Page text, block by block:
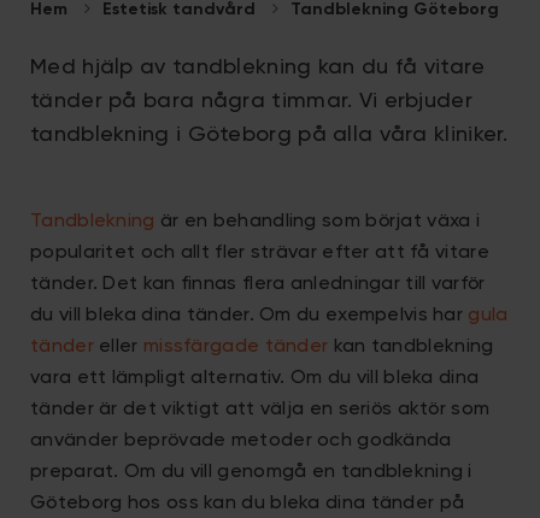
Hem Estetisk tandvård Tandblekning Göteborg
Med hjälp av tandblekning kan du få vitare
tänder på bara några timmar. Vi erbjuder
tandblekning i Göteborg på alla våra kliniker.
Tandblekning är en behandling som börjat växa i
popularitet och allt fler strävar efter att få vitare
tänder. Det kan finnas flera anledningar till varför
du vill bleka dina tänder. Om du exempelvis har gula
tändereller missfärgade tänder kan tandblekning
vara ett lämpligt alternativ. Om du vill bleka dina
tänder är det viktigt att välja en seriös aktör som
använder beprövade metoder och godkända
preparat. Om du vill genomgå en tandblekning i
Göteborg hos oss kan du bleka dina tänder på